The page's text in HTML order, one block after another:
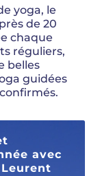
yoga, le
de 20
chaque
réguliers,
belles
guidées
avec